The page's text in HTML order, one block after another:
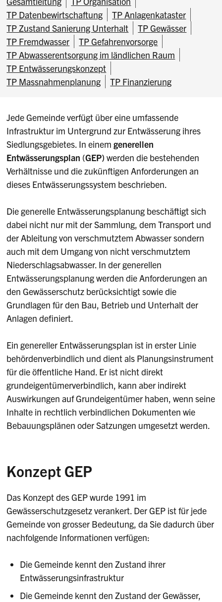
TP Datenbewirtschaftung
TP Anlagenkataster
TP Zustand Sanierung Unterhalt
TP Gewässer
TP Fremdwasser
TP Gefahrenvorsorge
TP Abwasserentsorgung im ländlichen Raum
TP Entwässerungskonzept
TP Massnahmenplanung
TP Finanzierung
Jede Gemeinde verfügt über eine umfassende
Infrastruktur im Untergrund zur Entwässerung ihres
Siedlungsgebietes. In einemgenerellen
Entwässerungsplan (GEP)werden die bestehenden
Verhältnisse und die zukünftigen Anforderungen an
dieses Entwässerungssystem beschrieben.
Die generelle Entwässerungsplanung beschäftigt sich
dabei nicht nur mit der Sammlung, dem Transport und
der Ableitung von verschmutztem Abwasser sondern
auch mit dem Umgang von nicht verschmutztem
Niederschlagsabwasser. In der generellen
Entwässerungsplanung werden die Anforderungen an
den Gewässerschutz berücksichtigt sowie die
Grundlagen für den Bau, Betrieb und Unterhalt der
Anlagen definiert.
Ein genereller Entwässerungsplan ist in erster Linie
behördenverbindlich und dient als Planungsinstrument
für die öffentliche Hand. Er ist nicht direkt
grundeigentümerverbindlich, kann aber indirekt
Auswirkungen auf Grundeigentümer haben, wenn seine
Inhalte in rechtlich verbindlichen Dokumenten wie
Bebauungsplänen oder Satzungen umgesetzt werden.
Konzept GEP
Das Konzept des GEP wurde 1991 im
Gewässerschutzgesetz verankert. Der GEP ist für jede
Gemeinde von grosser Bedeutung, da Sie dadurch über
nachfolgende Informationen verfügen:
Die Gemeinde kennt den Zustand ihrer
Entwässerungsinfrastruktur
Die Gemeinde kennt den Zustand der Gewässer,